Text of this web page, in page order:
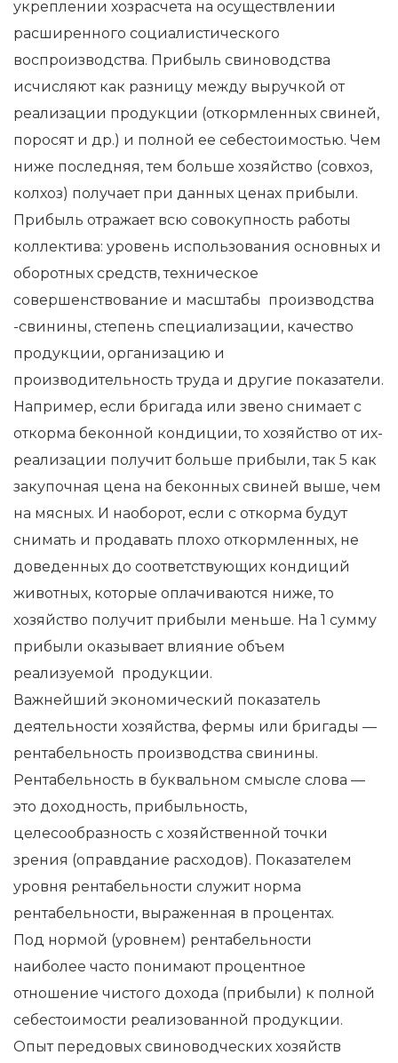
укреплении хозрасчета на осуществлении
расширенного социалистического
воспроизводства. Прибыль свиноводства
исчисляют как разницу между выручкой от
реализации продукции (откормленных свиней,
поросят и др.) и полной ее себестоимостью. Чем
ниже последняя, тем больше хозяйство (совхоз,
колхоз) получает при данных ценах прибыли.
Прибыль отражает всю совокупность работы
коллектива: уровень использования основных и
оборотных средств, техническое
совершенствование и масштабы производства
-свинины, степень специализации, качество
продукции, организацию и
производительность труда и другие показатели.
Например, если бригада или звено снимает с
откорма беконной кондиции, то хозяйство от их-
реализации получит больше прибыли, так 5 как
закупочная цена на беконных свиней выше, чем
на мясных. И наоборот, если с откорма будут
снимать и продавать плохо откормленных, не
доведенных до соответствующих кондиций
животных, которые оплачиваются ниже, то
хозяйство получит прибыли меньше. На 1 сумму
прибыли оказывает влияние объем
реализуемой продукции.
Важнейший экономический показатель
деятельности хозяйства, фермы или бригады —
рентабельность производства свинины.
Рентабельность в буквальном смысле слова —
это доходность, прибыльность,
целесообразность с хозяйственной точки
зрения (оправдание расходов). Показателем
уровня рентабельности служит норма
рентабельности, выраженная в процентах.
Под нормой (уровнем) рентабельности
наиболее часто понимают процентное
отношение чистого дохода (прибыли) к полной
себестоимости реализованной продукции.
Опыт передовых свиноводческих хозяйств